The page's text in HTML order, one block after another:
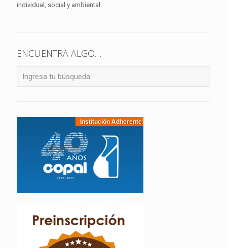
individual, social y ambiental.
ENCUENTRA ALGO…